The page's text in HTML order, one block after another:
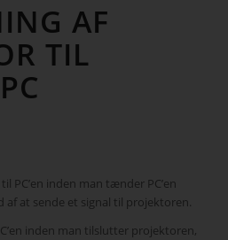
AF
TIL
PC’en inden man tænder PC’en
af at sende et signal til projektoren.
inden man tilslutter projektoren,